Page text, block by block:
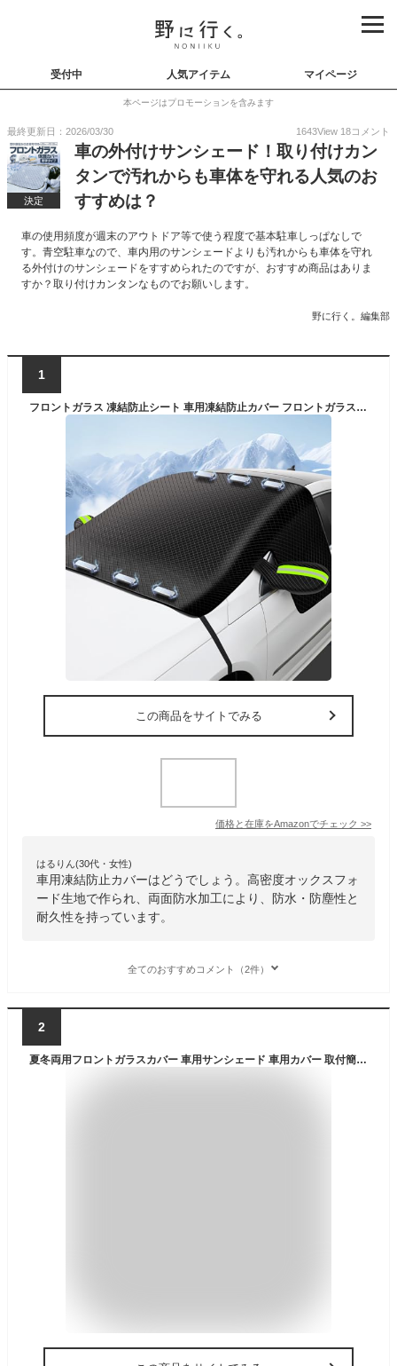
受付中 人気アイテム マイページ
本ページはプロモーションを含みます
最終更新日：2026/03/30 1643View 18コメント
決定
車の外付けサンシェード！取り付けカン
タンで汚れからも車体を守れる人気のお
すすめは？
車の使用頻度が週末のアウトドア等で使う程度で基本駐車しっぱなしで
す。青空駐車なので、車内用のサンシェードよりも汚れからも車体を守れ
る外付けのサンシェードをすすめられたのですが、おすすめ商品はありま
すか？取り付けカンタンなものでお願いします。
野に行く。編集部
1
フロントガラス 凍結防止シート 車用凍結防止カバー フロントガラス保護カバー 霜よけ 凍結対策 雪対策 6枚磁石内蔵 撥水加工 四季対応 車用サンシェード 取付簡単 折り畳み式 収納袋付き
この商品をサイトでみる
価格と在庫をAmazonでチェック >>
はるりん(30代・女性)
車用凍結防止カバーはどうでしょう。高密度オックスフォ
ード生地で作られ、両面防水加工により、防水・防塵性と
耐久性を持っています。
全てのおすすめコメント（2件）
2
夏冬両用フロントガラスカバー 車用サンシェード 車用カバー 取付簡単 磁石付 約210cm×約125cm 難燃素材 雪/霜/雨/埃/黄砂/花粉/紫外線などからガード 汎用タイプ フロントガラスサンシェード 車サンシェードフロント 外付け 車の日除け 車の日よけ カーシェード